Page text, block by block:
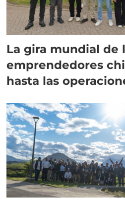
La gira mundial de
emprendedores
hasta las